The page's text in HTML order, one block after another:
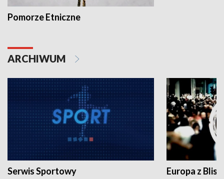
Pomorze Etniczne
ARCHIWUM
Serwis Sportowy Europa z